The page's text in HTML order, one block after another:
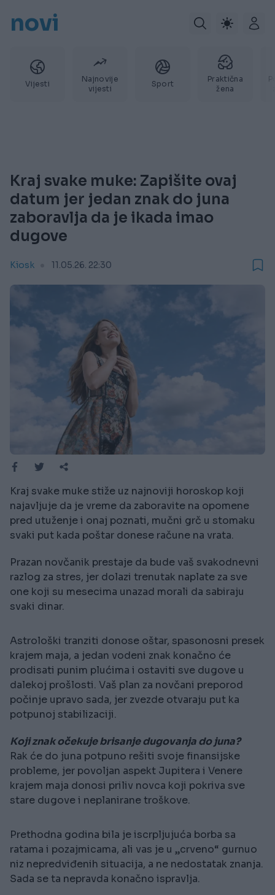
novi
Vijesti
Najnovije
vijesti
Sport
Praktična
žena
Kraj svake muke: Zapišite ovaj
datum jer jedan znak do juna
zaboravlja da je ikada imao
dugove
Kiosk 11.05.26. 22:30
Kraj svake muke stiže uz najnoviji horoskop koji
najavljuje da je vreme da zaboravite na opomene
pred utuženje i onaj poznati, mučni grč u stomaku
svaki put kada poštar donese račune na vrata.
Prazan novčanik prestaje da bude vaš svakodnevni
razlog za stres, jer dolazi trenutak naplate za sve
one koji su mesecima unazad morali da sabiraju
svaki dinar.
Astrološki tranziti donose oštar, spasonosni presek
krajem maja, a jedan vodeni znak konačno će
prodisati punim plućima i ostaviti sve dugove u
dalekoj prošlosti. Vaš plan za novčani preporod
počinje upravo sada, jer zvezde otvaraju put ka
potpunoj stabilizaciji.
Koji znak očekuje brisanje dugovanja do juna?
Rak će do juna potpuno rešiti svoje finansijske
probleme, jer povoljan aspekt Jupitera i Venere
krajem maja donosi priliv novca koji pokriva sve
stare dugove i neplanirane troškove.
Prethodna godina bila je iscrpljujuća borba sa
ratama i pozajmicama, ali vas je u „crveno“ gurnuo
niz nepredviđenih situacija, a ne nedostatak znanja.
Sada se ta nepravda konačno ispravlja.